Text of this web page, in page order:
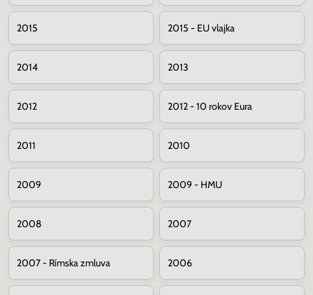
2015 2015 - EU vlajka
2014 2013
2012 2012 - 10 rokov Eura
2011 2010
2009 2009 - HMU
2008 2007
2007 - Rímska zmluva 2006